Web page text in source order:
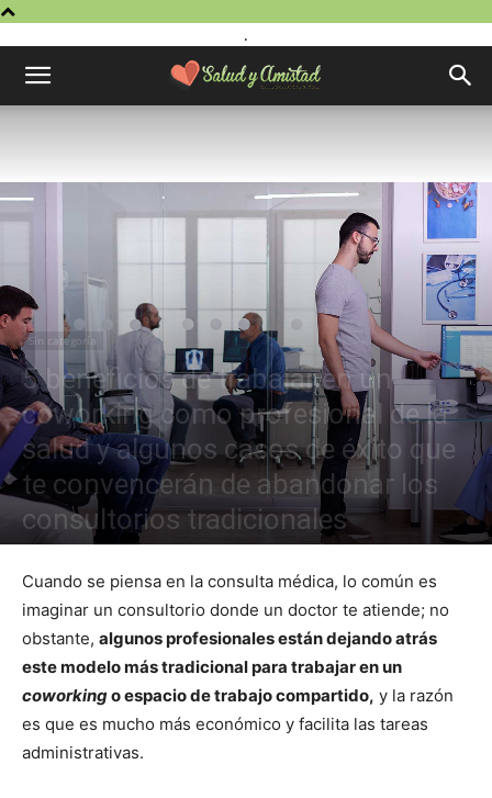
.
Sin categoría
5 beneficios de trabajar en un
coworking como profesional de la
salud y algunos casos de éxito que
te convencerán de abandonar los
consultorios tradicionales
Cuando se piensa en la consulta médica, lo común es
imaginar un consultorio donde un doctor te atiende; no
obstante, algunos profesionales están dejando atrás
este modelo más tradicional para trabajar en un
coworkingo espacio de trabajo compartido, y la razón
es que es mucho más económico y facilita las tareas
administrativas.